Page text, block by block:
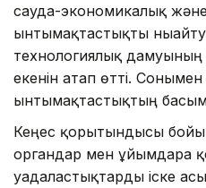
сауда-экономикалық
ынтымақтастықты нығайту
технологиялық
екенін атап өтті. Сонымен
ынтымақтастықтың басым
Кеңес қорытындысы
органдар мен ұйымдарға
уағдаластықтарды іске